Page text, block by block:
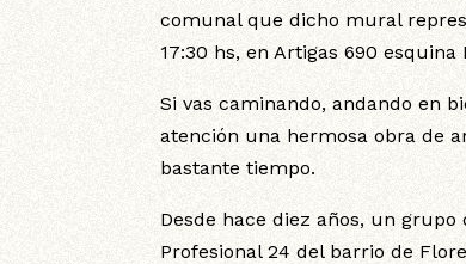
comunal que dicho mural
17:30 hs, en Artigas 690 esquina
Si vas caminando, andando en
atención una hermosa obra de
bastante tiempo.
Desde hace diez años, un
Profesional 24 del barrio de